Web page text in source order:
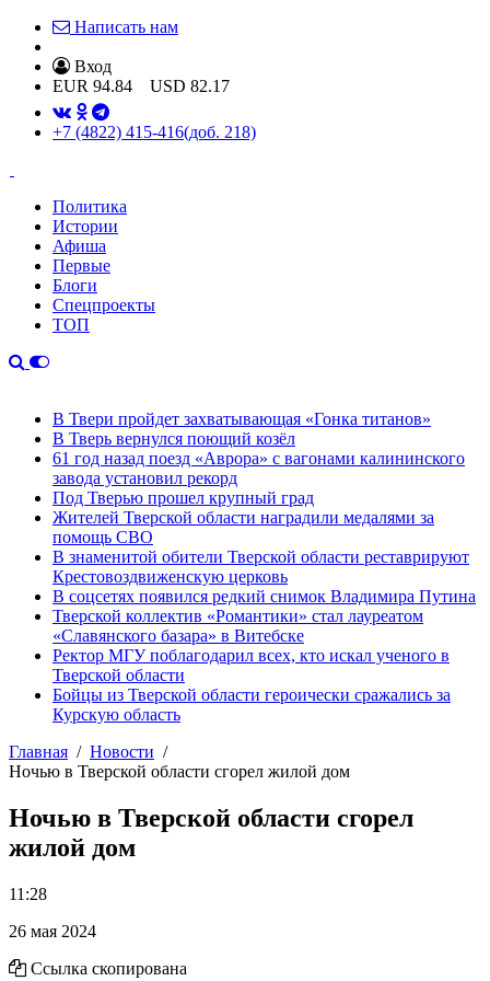
Написать нам
Вход
EUR 94.84 USD 82.17
+7 (4822) 415-416(доб. 218)
Политика
Истории
Афиша
Первые
Блоги
Спецпроекты
ТОП
В Твери пройдет захватывающая «Гонка титанов»
В Тверь вернулся поющий козёл
61 год назад поезд «Аврора» с вагонами калининского
завода установил рекорд
Под Тверью прошел крупный град
Жителей Тверской области наградили медалями за
помощь СВО
В знаменитой обители Тверской области реставрируют
Крестовоздвиженскую церковь
В соцсетях появился редкий снимок Владимира Путина
Тверской коллектив «Романтики» стал лауреатом
«Славянского базара» в Витебске
Ректор МГУ поблагодарил всех, кто искал ученого в
Тверской области
Бойцы из Тверской области героически сражались за
Курскую область
Главная
Новости
Ночью в Тверской области сгорел жилой дом
Ночью в Тверской области сгорел
жилой дом
11:28
26 мая 2024
Ссылка скопирована